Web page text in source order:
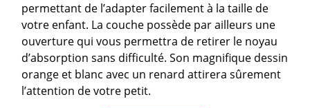
permettant de l’adapter facilement à la taille de
votre enfant. La couche possède par ailleurs une
ouverture qui vous permettra de retirer le noyau
d’absorption sans difficulté. Son magnifique dessin
orange et blanc avec un renard attirera sûrement
l’attention de votre petit.